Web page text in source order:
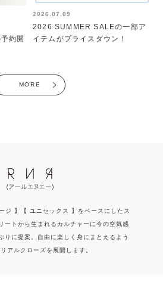
ジ 】【 ユニセックス 】をベースにしたス
ートから生まれるカルチャーに今の空気感
りに提案。自由に楽しく身にまとえるよう
アルクローズを展開します。
約開
2026.07.09
2026 SUMMER SALEの一部ア
イテムがプライスダウン！
MORE